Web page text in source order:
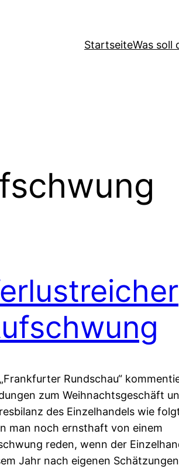
StartseiteWas soll
Rundschau“
zum Weihnachtsgeschäft
des Einzelhandels wie
man noch ernsthaft von einem
reden, wenn der
Jahr nach eigenen Schätzungen